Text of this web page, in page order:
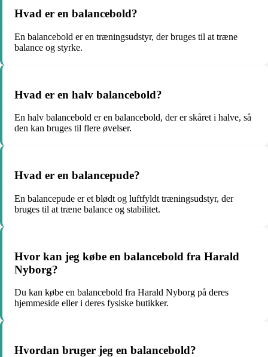
Hvad er en balancebold?
En balancebold er en træningsudstyr, der bruges til at træne
balance og styrke.
Hvad er en halv balancebold?
En halv balancebold er en balancebold, der er skåret i halve, så
den kan bruges til flere øvelser.
Hvad er en balancepude?
En balancepude er et blødt og luftfyldt træningsudstyr, der
bruges til at træne balance og stabilitet.
Hvor kan jeg købe en balancebold fra Harald
Nyborg?
Du kan købe en balancebold fra Harald Nyborg på deres
hjemmeside eller i deres fysiske butikker.
Hvordan bruger jeg en balancebold?